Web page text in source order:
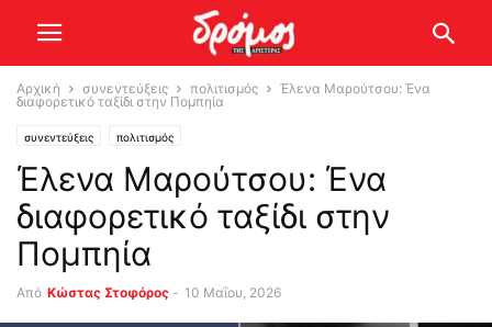
Αρχική συνεντεύξεις πολιτισμός
Έλενα Μαρούτσου: Ένα
διαφορετικό ταξίδι στην Πομπηία
συνεντεύξεις πολιτισμός
Έλενα Μαρούτσου: Ένα
διαφορετικό ταξίδι στην
Πομπηία
Από Κώστας Στοφόρος - 10 Μαΐου, 2026